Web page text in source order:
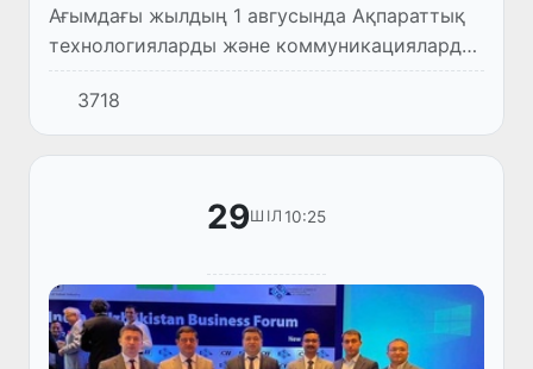
Ағымдағы жылдың 1 авгусында Ақпараттық
технологияларды және коммуникацияларды
дамыту министрі Шерзод Шерматов
International Digital білім беру мекемесінің
негізін қалаушы Ибрагим...
3718
29ШІЛ 10:25